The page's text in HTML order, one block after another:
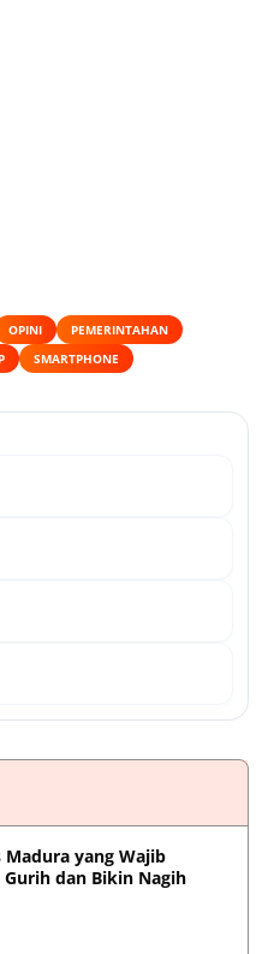
OPINI
PEMERINTAHAN
SMARTPHONE
Madura yang Wajib
Gurih dan Bikin Nagih